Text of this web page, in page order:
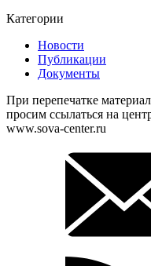
Категории
Новости
Публикации
Документы
При перепечатке
просим ссылаться на
www.sova-center.ru